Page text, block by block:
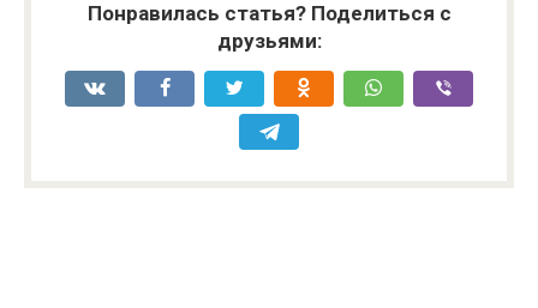
Понравилась статья? Поделиться с
друзьями: